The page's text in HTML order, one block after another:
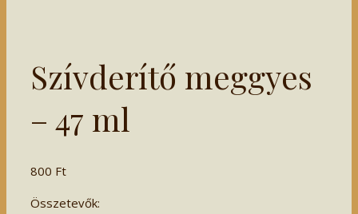
Szívderítő meggyes
– 47 ml
800 Ft
Összetevők: